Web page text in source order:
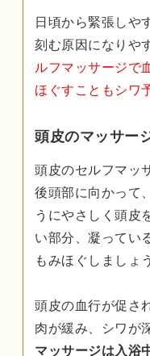
日頃から緊張しや
刻む原因になりや
ルフマッサージで
ほぐすこともシワ
頭皮のマッサー
頭皮のセルフマッ
後頭部に向かって
うにやさしく頭皮
い部分、凝ってい
もみほぐしましょ
頭皮の血行が促さ
肉が緩み、シワが
マッサージは入浴